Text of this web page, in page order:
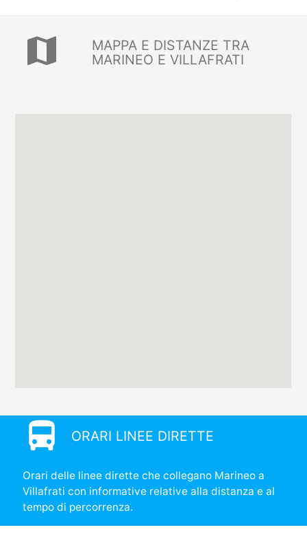
map
MAPPA E DISTANZE TRA
MARINEO E VILLAFRATI
directions_bus ORARI LINEE DIRETTE
Orari delle linee dirette che collegano Marineo a
Villafrati con informative relative alla distanza e al
tempo di percorrenza.